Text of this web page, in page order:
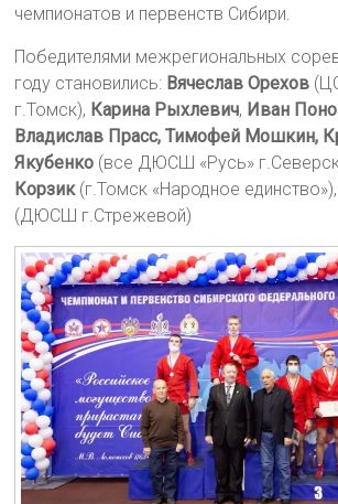
чемпионатов и первенств Сибири.
Победителями межрегиональных
году становились: Вячеслав Орехов
г.Томск), Карина Рыхлевич, Иван
Владислав Прасс, Тимофей Мошкин,
Якубенко (все ДЮСШ «Русь»
Корзик(г.Томск «Народное
(ДЮСШ г.Стрежевой)